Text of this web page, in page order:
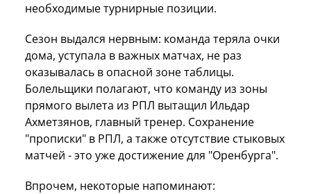
необходимые турнирные позиции.
Сезон выдался нервным: команда теряла очки
дома, уступала в важных матчах, не раз
оказывалась в опасной зоне таблицы.
Болельщики полагают, что команду из зоны
прямого вылета из РПЛ вытащил Ильдар
Ахметзянов, главный тренер. Сохранение
"прописки" в РПЛ, а также отсутствие стыковых
матчей - это уже достижение для "Оренбурга".
Впрочем, некоторые напоминают: